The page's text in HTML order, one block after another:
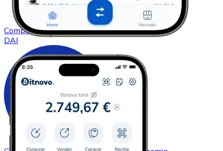
ComprarDAIcon transferencia bancaria
DAI